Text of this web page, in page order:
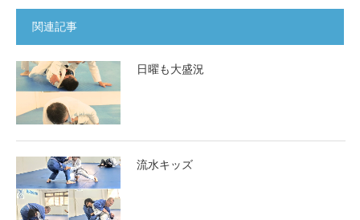
関連記事
日曜も大盛況
流水キッズ